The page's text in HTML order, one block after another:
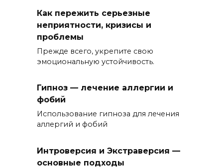
Как пережить серьезные
неприятности, кризисы и
проблемы
Прежде всего, укрепите свою
эмоциональную устойчивость.
Гипноз — лечение аллергии и
фобий
Использование гипноза для лечения
аллергий и фобий
Интроверсия и Экстраверсия —
основные подходы